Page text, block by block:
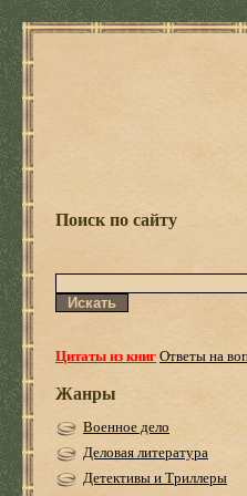
Поиск по сайту
Цитаты из книгОтветы на
Жанры
Военное дело
Деловая литература
Детективы и Триллеры